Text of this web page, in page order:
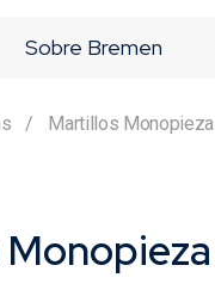
Sobre Bremen
Martillos Monopieza